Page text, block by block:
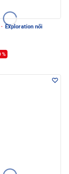
· Exploration női
%